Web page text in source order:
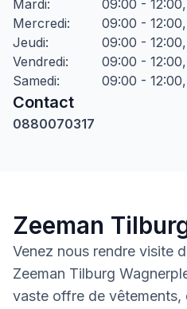
Mardi:
09:00 -
Mercredi:
09:00 -
Jeudi:
09:00 -
Vendredi:
09:00 -
Samedi: 09:00 -
Contact
0880070317
Zeeman
Venez nous rendre visite
Zeeman Tilburg
vaste offre de vêtements,